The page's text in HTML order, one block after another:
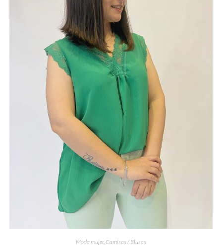
Moda mujer, Camisas / Blusas